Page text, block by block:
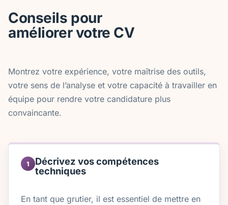
Conseils pour
améliorer votre CV
Montrez votre expérience, votre maîtrise des outils,
votre sens de l’analyse et votre capacité à travailler en
équipe pour rendre votre candidature plus
convaincante.
1
Décrivez vos compétences
techniques
En tant que grutier, il est essentiel de mettre en